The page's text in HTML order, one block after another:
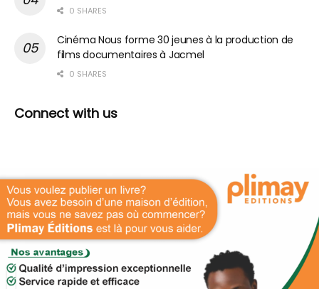
0 SHARES
Cinéma Nous forme 30 jeunes à la production de
films documentaires à Jacmel
0 SHARES
Connect with us